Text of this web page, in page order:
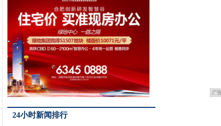
广
24小时新闻排行